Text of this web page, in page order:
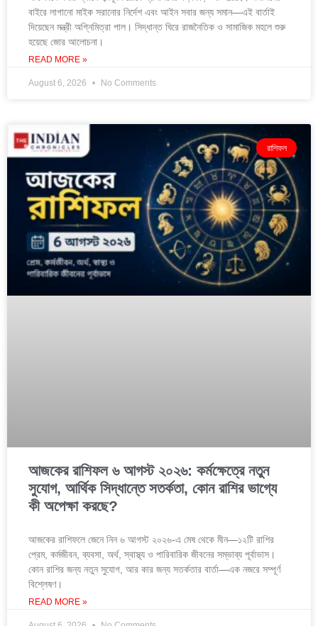
বাইরে লাগানো মাইক সরানোর নির্দেশ এবং আইন সবার জন্য সমান—এই বার্তাই
দিয়েছেন মন্ত্রী অগ্নিমিত্রা পাল। সিদ্ধান্ত ঘিরে রাজনৈতিক ও সামাজিক মহলে শুরু
হয়েছে জোর আলোচনা।
READ MORE »
August 6, 2026 No Comments
রাশিফল
আজকের রাশিফল ৬ আগস্ট ২০২৬: কর্মক্ষেত্রে নতুন
সুযোগ, আর্থিক সিদ্ধান্তে সতর্কতা, কোন রাশির ভাগ্যে
কী অপেক্ষা করছে?
আজকের রাশিফলে জেনে নিন ৬ আগস্ট ২০২৬-এ মেষ থেকে মীন—১২টি রাশির
প্রেম, কর্মজীবন, ব্যবসা, অর্থ, স্বাস্থ্য ও পারিবারিক জীবনের সম্ভাব্য পূর্বাভাস।
কোন রাশির জন্য নতুন সুযোগ, আর কার জন্য সতর্কতার বার্তা—এক নজরে সম্পূর্ণ
বিশ্লেষণ।
READ MORE »